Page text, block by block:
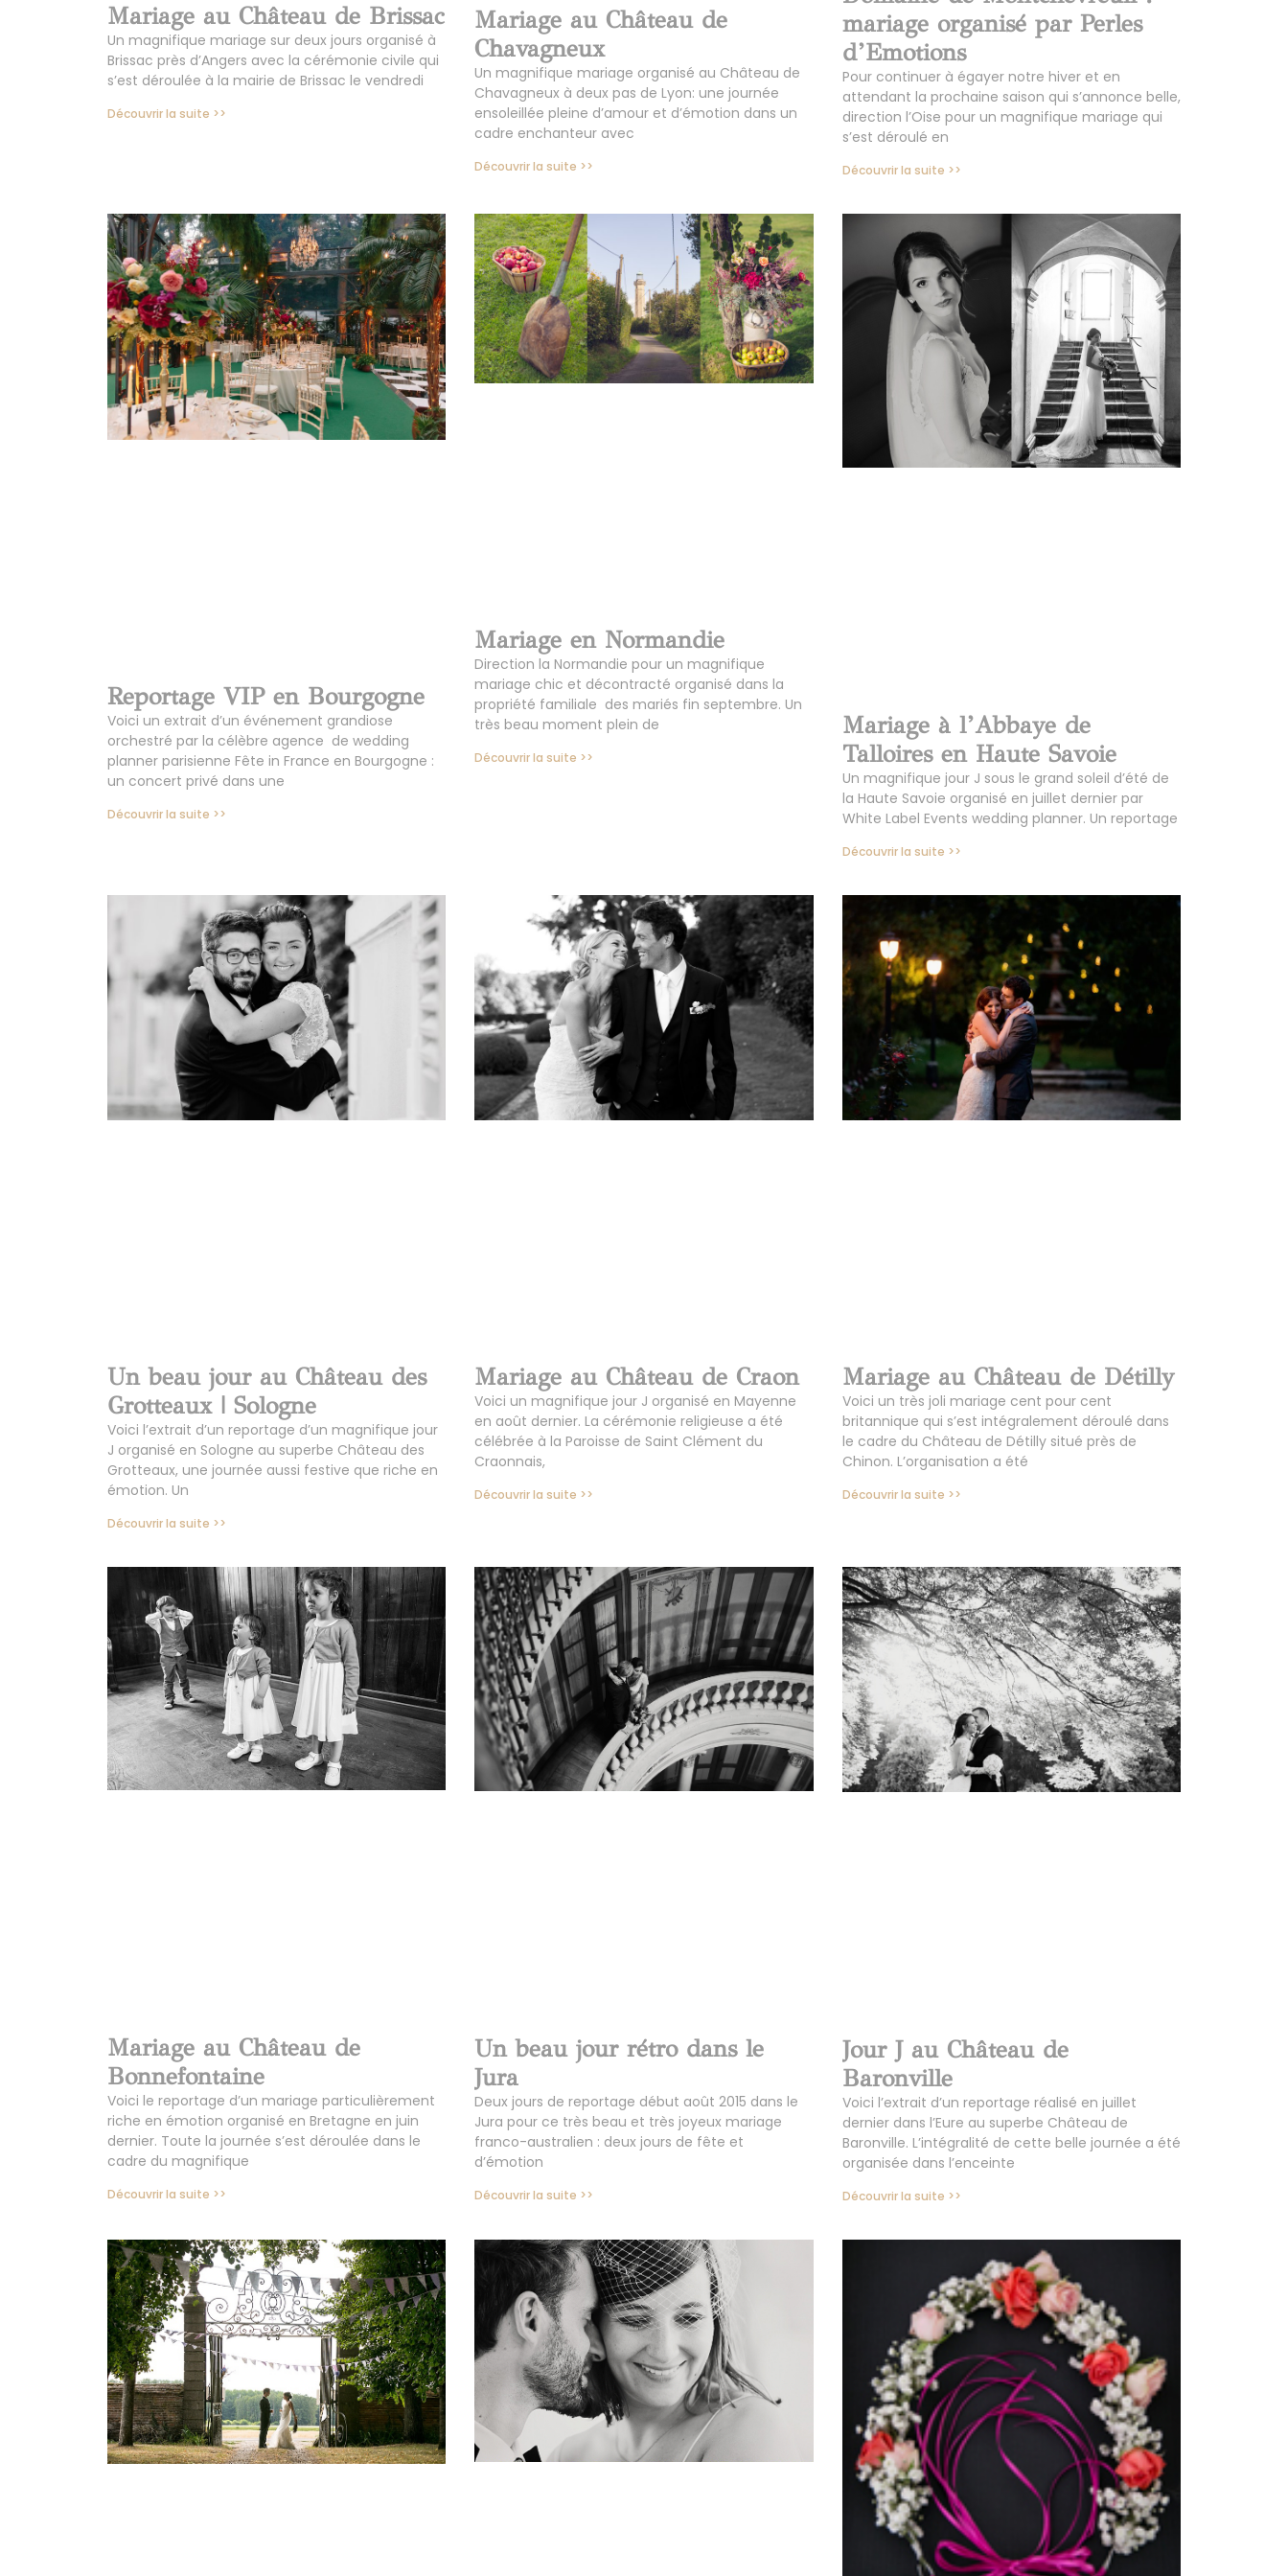
Mariage au Château de Brissac
Un magnifique mariage sur deux jours organisé à
Brissac près d’Angers avec la cérémonie civile qui
s’est déroulée à la mairie de Brissac le vendredi
Découvrir la suite >>
Mariage au Château de
Chavagneux
Un magnifique mariage organisé au Château de
Chavagneux à deux pas de Lyon: une journée
ensoleillée pleine d’amour et d’émotion dans un
cadre enchanteur avec
Découvrir la suite >>
mariage organisé par Perles
d’Emotions
Pour continuer à égayer notre hiver et en
attendant la prochaine saison qui s’annonce belle,
direction l’Oise pour un magnifique mariage qui
s’est déroulé en
Découvrir la suite >>
Reportage VIP en Bourgogne
Voici un extrait d’un événement grandiose
orchestré par la célèbre agence de wedding
planner parisienne Fête in France en Bourgogne :
un concert privé dans une
Découvrir la suite >>
Mariage en Normandie
Direction la Normandie pour un magnifique
mariage chic et décontracté organisé dans la
propriété familiale des mariés fin septembre. Un
très beau moment plein de
Découvrir la suite >>
Mariage à l’Abbaye de
Talloires en Haute Savoie
Un magnifique jour J sous le grand soleil d’été de
la Haute Savoie organisé en juillet dernier par
White Label Events wedding planner. Un reportage
Découvrir la suite >>
Un beau jour au Château des
Grotteaux | Sologne
Voici l’extrait d’un reportage d’un magnifique jour
J organisé en Sologne au superbe Château des
Grotteaux, une journée aussi festive que riche en
émotion. Un
Découvrir la suite >>
Mariage au Château de Craon
Voici un magnifique jour J organisé en Mayenne
en août dernier. La cérémonie religieuse a été
célébrée à la Paroisse de Saint Clément du
Craonnais,
Découvrir la suite >>
Mariage au Château de Détilly
Voici un très joli mariage cent pour cent
britannique qui s’est intégralement déroulé dans
le cadre du Château de Détilly situé près de
Chinon. L’organisation a été
Découvrir la suite >>
Mariage au Château de
Bonnefontaine
Voici le reportage d’un mariage particulièrement
riche en émotion organisé en Bretagne en juin
dernier. Toute la journée s’est déroulée dans le
cadre du magnifique
Découvrir la suite >>
Un beau jour rétro dans le
Jura
Deux jours de reportage début août 2015 dans le
Jura pour ce très beau et très joyeux mariage
franco-australien : deux jours de fête et
d’émotion
Découvrir la suite >>
Jour J au Château de
Baronville
Voici l’extrait d’un reportage réalisé en juillet
dernier dans l’Eure au superbe Château de
Baronville. L’intégralité de cette belle journée a été
organisée dans l’enceinte
Découvrir la suite >>